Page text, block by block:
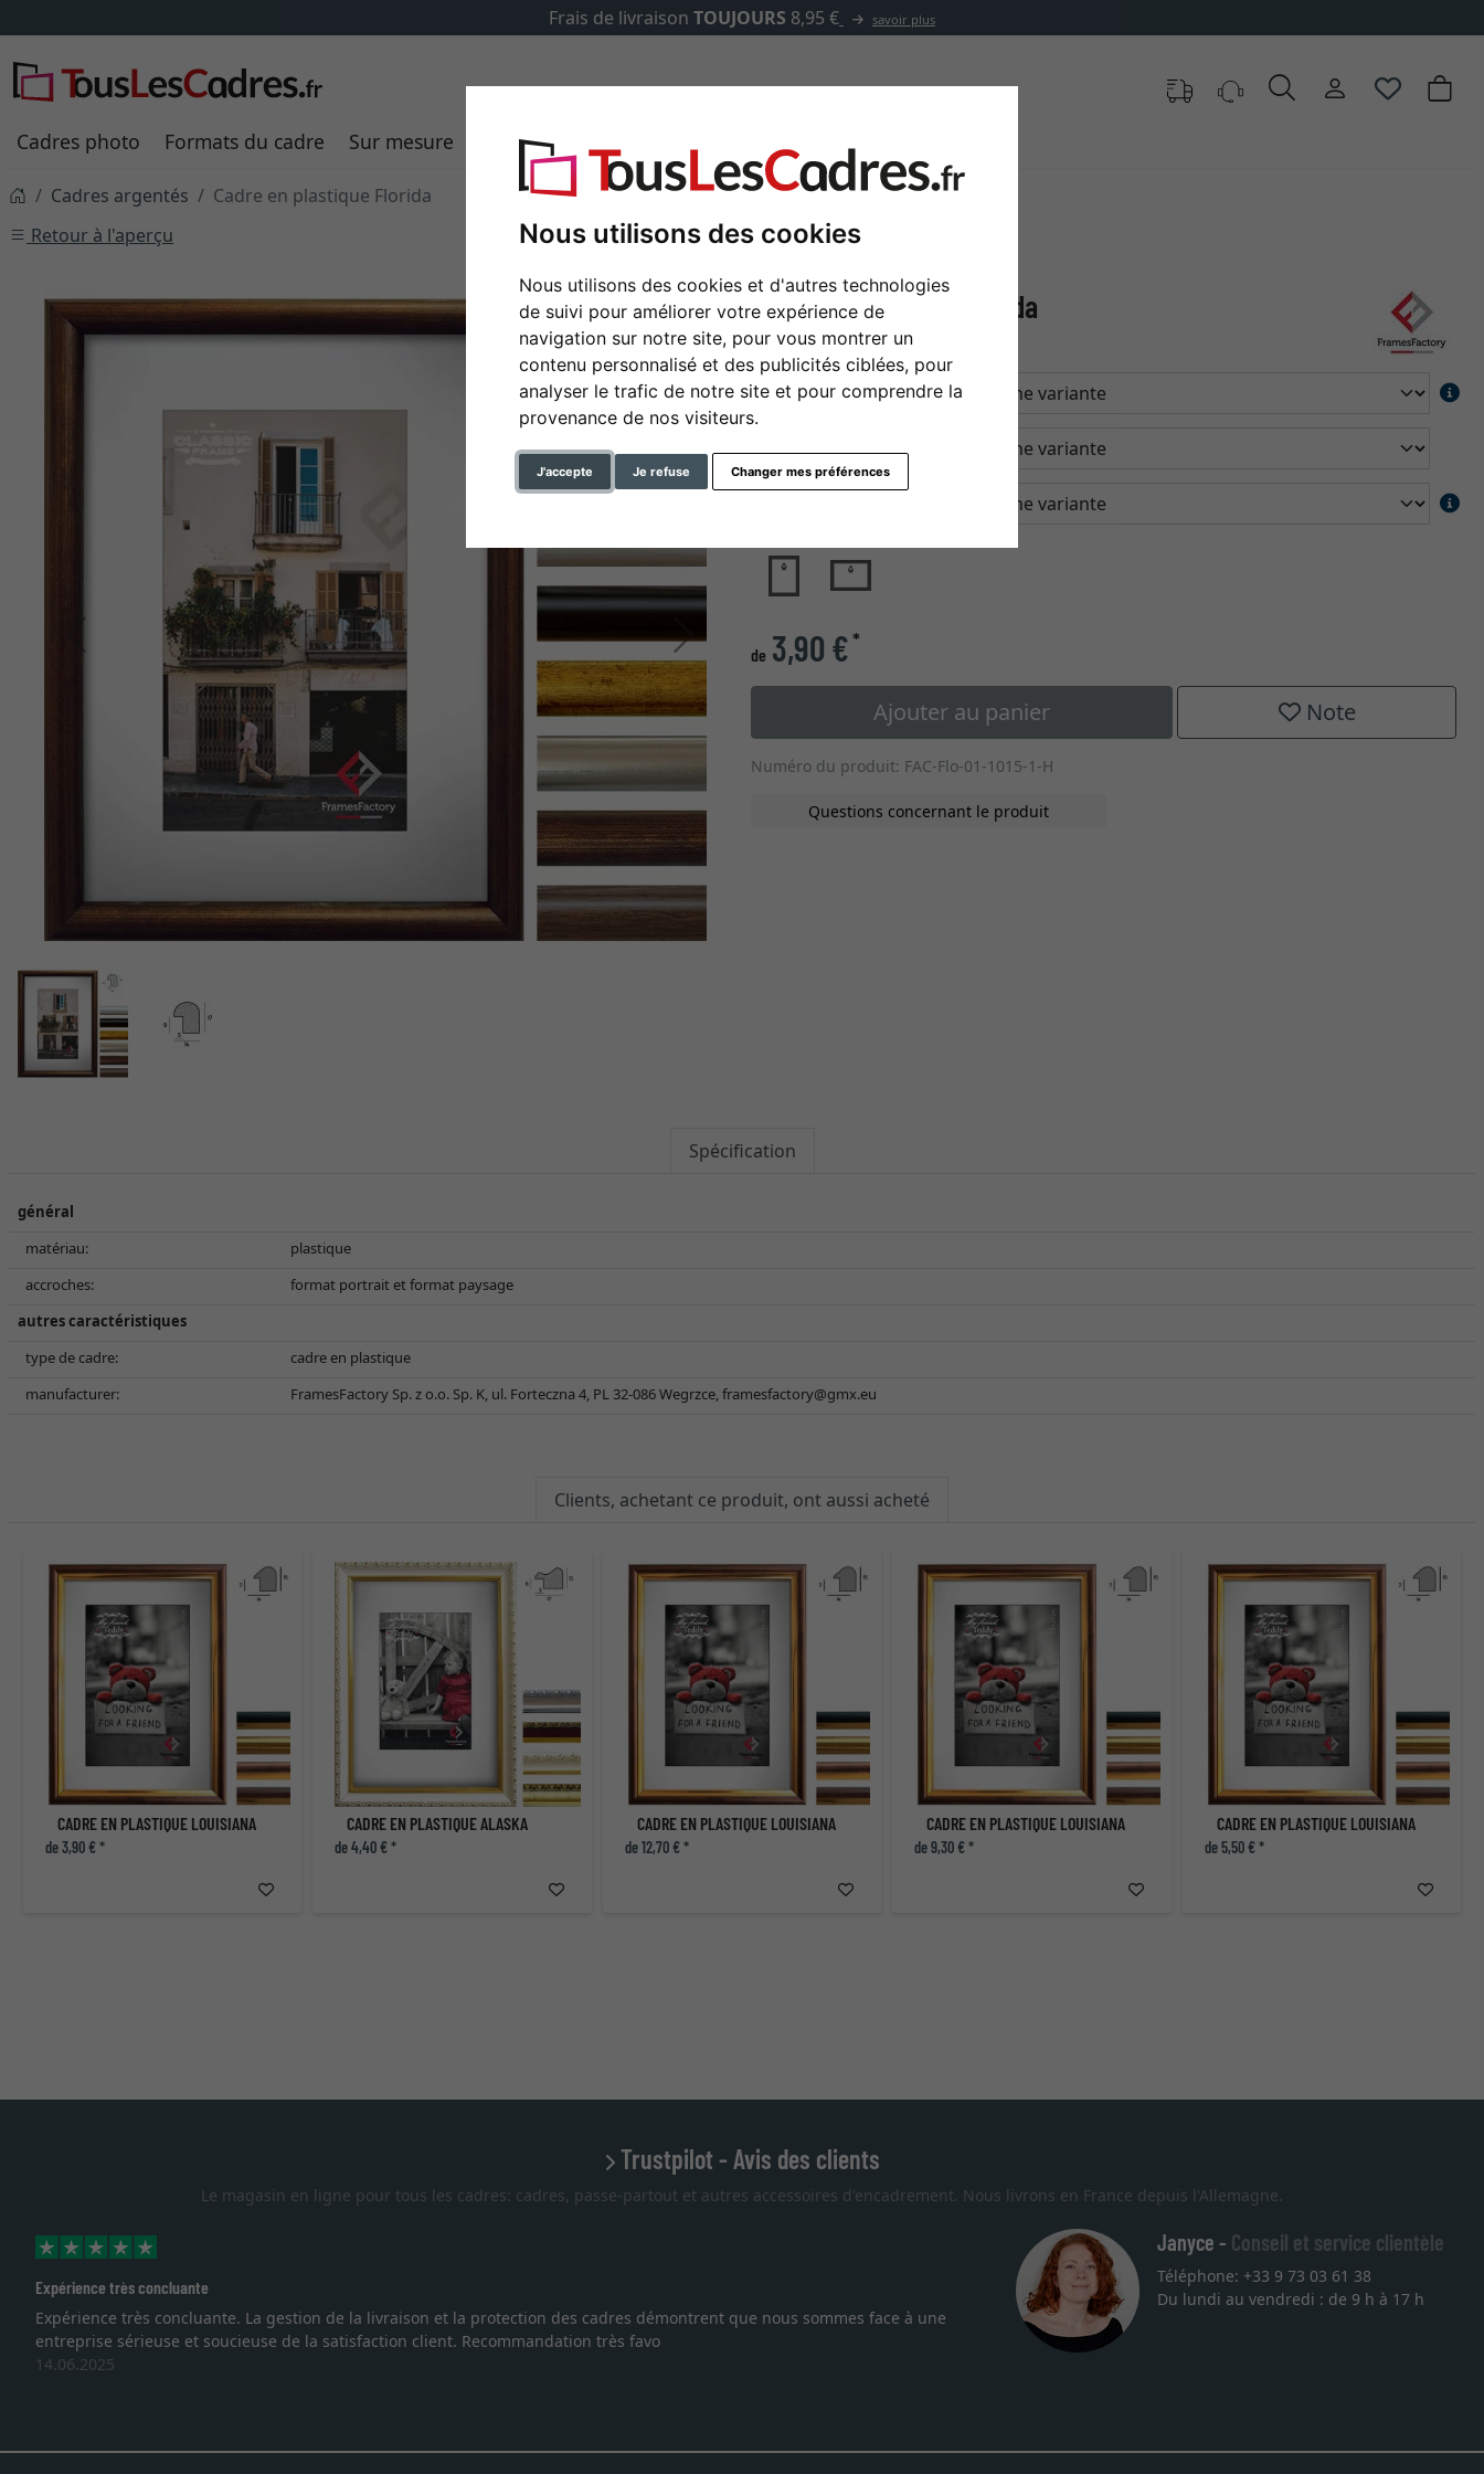
Nous utilisons des cookies
Nous utilisons des cookies et d'autres technologies
de suivi pour améliorer votre expérience de
navigation sur notre site, pour vous montrer un
contenu personnalisé et des publicités ciblées, pour
analyser le trafic de notre site et pour comprendre la
provenance de nos visiteurs.
J'accepte Je refuse Changer mes préférences
Frais de livraison TOUJOURS 8,95 € savoir plus
Cadres photo Formats du cadre Sur mesure Passe-partout
Cadres argentés
Cadre en plastique Florida
Retour à l'aperçu
Cadre en plastique Florida
format
couleur
de 3,90 €*
Ajouter au panier Note
Numéro du produit: FAC-Flo-01-1015-1-H
Questions concernant le produit
Spécification
général
matériau:
plastique
accroches:
format portrait et format paysage
autres caractéristiques
type de cadre:
cadre en plastique
manufacturer:
FramesFactory Sp. z o.o. Sp. K, ul. Forteczna 4, PL 32-086 Wegrzce,framesfactory@gmx.eu
Clients, achetant ce produit, ont aussi acheté
CADRE EN PLASTIQUE LOUISIANA
de 3,90 € *
CADRE EN PLASTIQUE ALASKA
de 4,40 € *
CADRE EN PLASTIQUE LOUISIANA
de 12,70 € *
CADRE EN PLASTIQUE LOUISIANA
de 9,30 € *
CADRE EN PLASTIQUE LOUISIANA
de 5,50 € *
Trustpilot - Avis des clients
Le magasin en ligne pour tous les cadres: cadres, passe-partout et autres accessoires d'encadrement. Nous livrons en France depuis l'Allemagne.
Expérience très concluante
Expérience très concluante. La gestion de la livraison et la protection des cadres démontrent que nous sommes face à une
entreprise sérieuse et soucieuse de la satisfaction client. Recommandation très favo
14.06.2025
Janyce - Conseil et service clientèle
Téléphone: +33 9 73 03 61 38
Du lundi au vendredi : de 9 h à 17 h